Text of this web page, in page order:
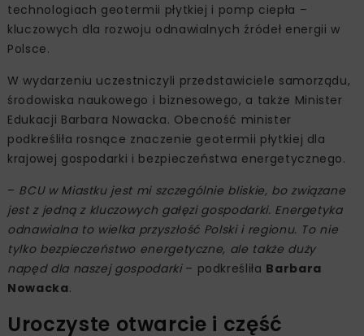
technologiach geotermii płytkiej i pomp ciepła –
kluczowych dla rozwoju odnawialnych źródeł energii w
Polsce.
W wydarzeniu uczestniczyli przedstawiciele samorządu,
środowiska naukowego i biznesowego, a także Minister
Edukacji Barbara Nowacka. Obecność minister
podkreśliła rosnące znaczenie geotermii płytkiej dla
krajowej gospodarki i bezpieczeństwa energetycznego.
– BCU w Miastku jest mi szczególnie bliskie, bo związane
jest z jedną z kluczowych gałęzi gospodarki. Energetyka
odnawialna to wielka przyszłość Polski i regionu. To nie
tylko bezpieczeństwo energetyczne, ale także duży
napęd dla naszej gospodarki– podkreśliła Barbara
Nowacka.
Uroczyste otwarcie i część